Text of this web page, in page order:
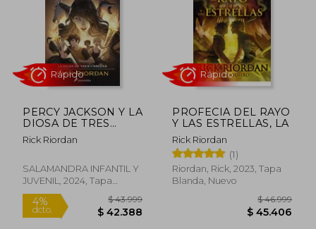
4%
dcto. $ 40.452
Rápido
10%
dcto. $
Rápido
PERCY JACKSON Y LA
DIOSA DE TRES
CABEZAS
Rick Riordan
SALAMANDRA INFANTIL Y
JUVENIL, 2024, Tapa
Blanda, Nuevo
PROFECIA DEL RAYO
Y LAS ESTRELLAS, LA
Rick Riordan
(1)
Riordan, Rick, 2023, Tapa
Blanda, Nuevo